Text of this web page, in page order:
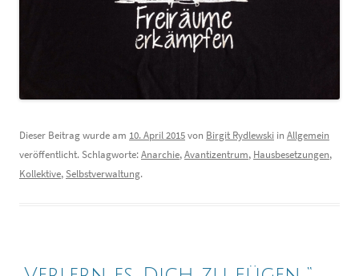
Dieser Beitrag wurde am 10. April 2015von Birgit Rydlewski in Allgemein
veröffentlicht. Schlagworte:Anarchie,Avantizentrum, Hausbesetzungen,
Kollektive,Selbstverwaltung.